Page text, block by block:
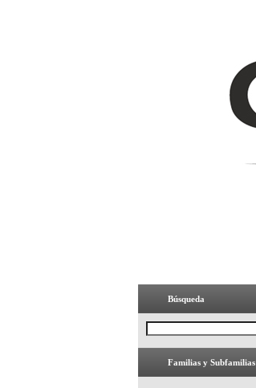
Búsqueda
Familias y Subfamilias